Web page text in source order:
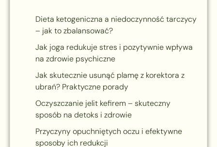
Dieta ketogeniczna a niedoczynność tarczycy
– jak to zbalansować?
Jak joga redukuje stres i pozytywnie wpływa
na zdrowie psychiczne
Jak skutecznie usunąć plamę z korektora z
ubrań? Praktyczne porady
Oczyszczanie jelit kefirem – skuteczny
sposób na detoks i zdrowie
Przyczyny opuchniętych oczu i efektywne
sposoby ich redukcji